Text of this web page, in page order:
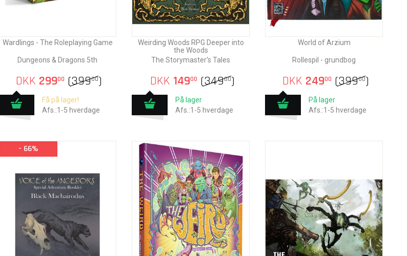
Wardlings - The Roleplaying Game
Dungeons & Dragons 5th
DKK 29900 (39900)
Få på lager!
Afs.:1-5 hverdage
Weirding Woods RPG Deeper into
the Woods
The Storymaster's Tales
DKK 14900 (34900)
På lager
Afs.:1-5 hverdage
World of Arzium
Rollespil - grundbog
DKK 24900 (39900)
På lager
Afs.:1-5 hverdage
- 66%